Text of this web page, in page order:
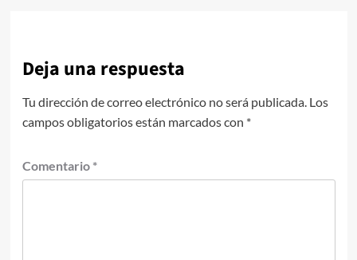
Deja una respuesta
Tu dirección de correo electrónico no será publicada. Los
campos obligatorios están marcados con *
Comentario *